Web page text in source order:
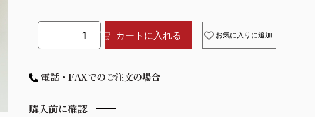
カートに入れる お気に入りに追加
電話・FAXでのご注文の場合
購入前に確認